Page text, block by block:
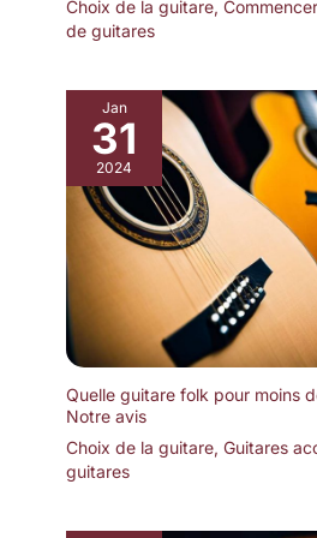
Choix de la guitare,
de guitares
Jan
31
2024
Quelle guitare folk pour moins
Notre avis
Choix de la guitare, Guitares
guitares